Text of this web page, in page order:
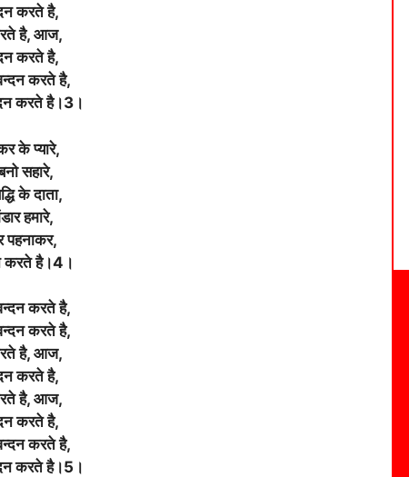
करते है,
है, आज,
करते है,
करते है,
करते है।3।
के प्यारे,
सहारे,
के दाता,
हमारे,
पहनाकर,
करते है।4।
करते है,
करते है,
है, आज,
करते है,
है, आज,
करते है,
करते है,
करते है।5।